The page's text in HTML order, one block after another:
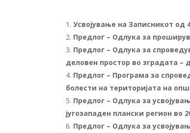
Усвојување на Записникот од
Предлог – Одлука за
Предлог – Одлука за
деловен простор во зградата
Предлог – Програма за
болести на територијата на
Предлог – Одлука за
југозападен плански регион во
Предлог – Одлука за